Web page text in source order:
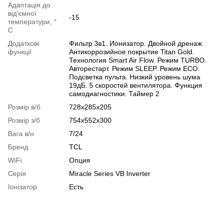
Адаптація до
від'ємної
температури, °
C
-15
Додаткові
функції
Фильтр 3в1. Ионизатор. Двойной дренаж.
Антикоррозийное покрытие Titan Gold.
Технология Smart Air Flow. Режим TURBO.
Авторестарт. Режим SLEEP. Режим ECO.
Подсветка пульта. Низкий уровень шума
19дБ. 5 скоростей вентилятора. Функция
самодиагностики. Таймер 2
Розмір в/б
728х285х205
Розмір з/б
754х552х300
Вага в/н
7/24
Бренд
TCL
WiFi
Опция
Серія
Miracle Series VB Inverter
Іонізатор
Есть